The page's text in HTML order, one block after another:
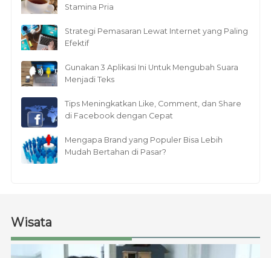
Stamina Pria
Strategi Pemasaran Lewat Internet yang Paling
Efektif
Gunakan 3 Aplikasi Ini Untuk Mengubah Suara
Menjadi Teks
Tips Meningkatkan Like, Comment, dan Share
di Facebook dengan Cepat
Mengapa Brand yang Populer Bisa Lebih
Mudah Bertahan di Pasar?
Wisata